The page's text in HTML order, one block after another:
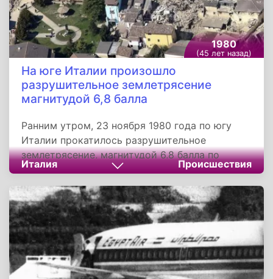
1980
(45 лет назад)
На юге Италии произошло
разрушительное землетрясение
магнитудой 6,8 балла
Ранним утром, 23 ноября 1980 года по югу
Италии прокатилось разрушительное
землетрясение, магнитудой 6,8 балла по
шкале Рихтера. Сейсмособытие унесло около
3 000 жизней, столько же покалечило и
оставило без крова 200 000 человек.
Эпицентр подземных толчков находился возле
городка Эболи, около залива Салермо и в 55
километрах на юго-запад от Неаполя. Это
стихийное бедствие считается самым
сильным в этой сейсмоопасной части страны
Италия Происшествия